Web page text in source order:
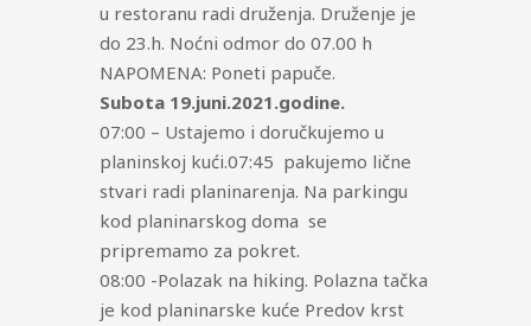
u restoranu radi druženja. Druženje je
do 23.h. Noćni odmor do 07.00 h
NAPOMENA: Poneti papuče.
Subota 19.juni.2021.godine.
07:00 – Ustajemo i doručkujemo u
planinskoj kući.07:45 pakujemo lične
stvari radi planinarenja. Na parkingu
kod planinarskog doma se
pripremamo za pokret.
08:00 -Polazak na hiking. Polazna tačka
je kod planinarske kuće Predov krst